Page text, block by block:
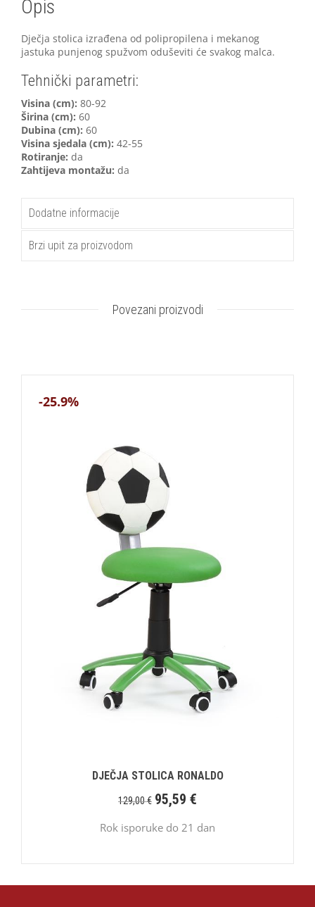
Opis
Dječja stolica izrađena od polipropilena i mekanog
jastuka punjenog spužvom oduševiti će svakog malca.
Tehnički parametri:
Visina (cm): 80-92
Širina (cm): 60
Dubina (cm): 60
Visina sjedala (cm): 42-55
Rotiranje: da
Zahtijeva montažu: da
Dodatne informacije
Brzi upit za proizvodom
Povezani proizvodi
-25.9%
DJEČJA STOLICA RONALDO
129,00€ 95,59 €
Rok isporuke do 21 dan